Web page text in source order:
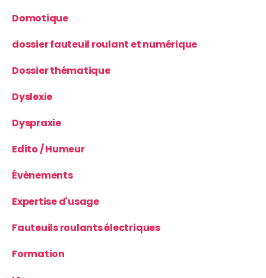
Domotique
dossier fauteuil roulant et numérique
Dossier thématique
Dyslexie
Dyspraxie
Edito / Humeur
Évènements
Expertise d'usage
Fauteuils roulants électriques
Formation